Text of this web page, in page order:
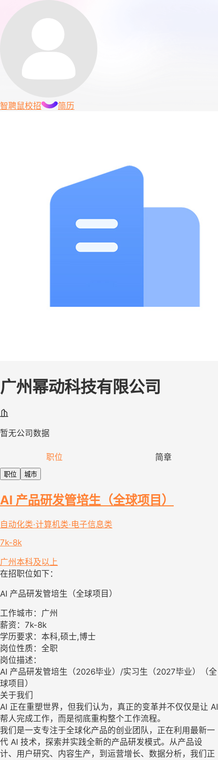
智聘鼠校招 简历
广州幂动科技有限公司
暂无公司数据
职位 简章
职位 城市
AI 产品研发管培生（全球项目）
自动化类·计算机类·电子信息类
7k-8k
广州 本科及以上
在招职位如下：
AI 产品研发管培生（全球项目）
工作城市：广州
薪资：7k-8k
学历要求：本科,硕士,博士
岗位性质：全职
岗位描述：
AI 产品研发管培生（2026毕业）/实习生（2027毕业）（全
球项目）
关于我们
AI 正在重塑世界，但我们认为，真正的变革并不仅仅是让 AI
帮人完成工作，而是彻底重构整个工作流程。
我们是一支专注于全球化产品的创业团队，正在利用最新一
代 AI 技术，探索并实践全新的产品研发模式。从产品设
计、用户研究、内容生产，到运营增长、数据分析，我们正